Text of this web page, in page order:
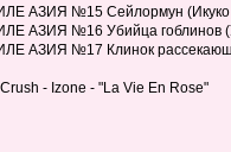
АЗИЯ №15 Сейлормун (Икуко
АЗИЯ №16 Убийца гоблинов
АЗИЯ №17 Клинок
- Izone - "La Vie En Rose"